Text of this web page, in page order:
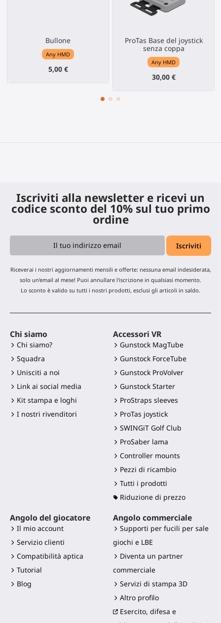
Bullone
Any HMD
5,00 €
ProTas Base del joystick
senza coppa
Any HMD
30,00 €
Iscriviti alla newsletter e ricevi un
codice sconto del 10% sul tuo primo
ordine
Riceverai i nostri aggiornamenti mensili e offerte: nessuna email indesiderata,
solo un'email al mese! Puoi annullare l'iscrizione in qualsiasi momento.
Lo sconto è valido su tutti i nostri prodotti, esclusi gli articoli in saldo.
Chi siamo
Chi siamo?
Squadra
Unisciti a noi
Link ai social media
Kit stampa e loghi
I nostri rivenditori
Accessori VR
Gunstock MagTube
Gunstock ForceTube
Gunstock ProVolver
Gunstock Starter
ProStraps sleeves
ProTas joystick
SWINGiT Golf Club
ProSaber lama
Controller mounts
Pezzi di ricambio
Tutti i prodotti
Riduzione di prezzo
Angolo del giocatore
Il mio account
Servizio clienti
Compatibilità aptica
Tutorial
Blog
Angolo commerciale
Supporti per fucili per sale
giochi e LBE
Diventa un partner
commerciale
Servizi di stampa 3D
Altro profilo
Esercito, difesa e